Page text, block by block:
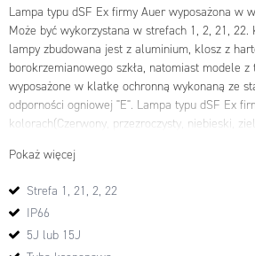
Lampa typu dSF Ex firmy Auer wyposażona w
Może być wykorzystana w strefach 1, 2, 21, 22.
lampy zbudowana jest z aluminium, klosz z
borokrzemianowego szkła, natomiast modele
wyposażone w klatkę ochronną wykonaną ze
odporności ogniowej "E". Lampa typu dSF Ex
kolorach(Czerwony, przezroczysty, niebieski,
DANE TECHNICZNE
Materiał, kolor
Soczewka
Pokaż więcej
Strefa 1, 21, 2, 22
IP66
5J lub 15J